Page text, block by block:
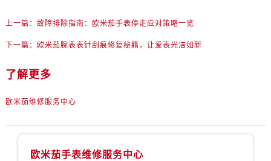
安徽省马鞍山市雨山区湖南西路欧米茄售后服务中心（需提前预约）
上一篇： 故障排除指南：欧米茄手表停走应对策略一览
下一篇： 欧米茄腕表表针刮痕修复秘籍，让爱表光洁如新
了解更多
欧米茄维修服务中心
欧米茄手表维修服务中心